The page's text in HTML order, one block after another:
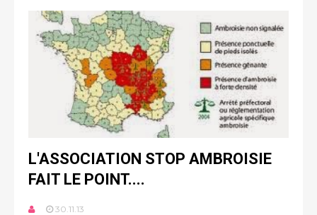
L'ASSOCIATION STOP AMBROISIE
FAIT LE POINT....
30.11.13